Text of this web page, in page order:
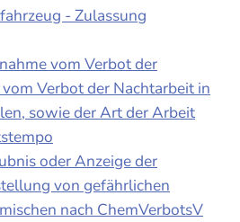
- Zulassung
vom Verbot der
Verbot der Nachtarbeit in
sowie der Art der Arbeit
oder Anzeige der
von gefährlichen
nach ChemVerbotsV